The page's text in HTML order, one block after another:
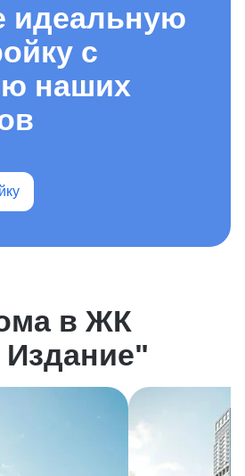
идеальную
с
наших
в ЖК